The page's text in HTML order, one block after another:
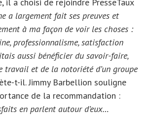
il a choisi de rejoindre PresseTaux
a largement fait ses preuves et
à ma façon de voir les choses :
professionnalisme, satisfaction
aussi bénéficier du savoir-faire,
travail et de la notoriété d’un groupe
t-il. Jimmy Barbellion souligne
de la recommandation :
en parlent autour d’eux…